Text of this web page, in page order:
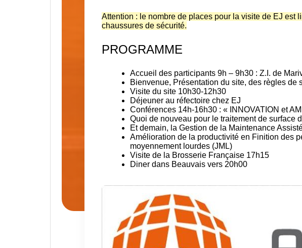
Attention : le nombre de places pour la visite de EJ est
chaussures de sécurité.
PROGRAMME
Accueil des participants9h – 9h30 : Z.I. de
Bienvenue, Présentation du site, des règles de
Visitedu site 10h30-12h30
Déjeuner au réfectoire chez EJ
Conférences14h-16h30 : « INNOVATION et
Quoi de nouveau pour le traitement de surface
Et demain, la Gestion de la Maintenance
Amélioration de la productivité en Finition des
moyennement lourdes (JML)
Visitede la Brosserie Française 17h15
Dinerdans Beauvais vers 20h00